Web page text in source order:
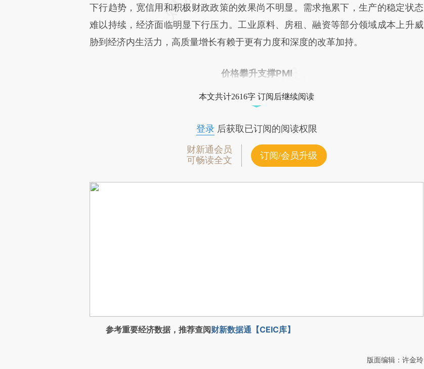
下行趋势，宽信用和积极财政政策的效果尚不明显。需求拖累下，生产的稳定状态
难以持续，经济面临明显下行压力。工业原料、房租、融资等部分领域成本上升威
胁到经济内生活力，高质量增长有赖于更有力度和深度的改革加持。
价格攀升支撑PMI
本文共计2616字 订阅后继续阅读
登录后获取已订阅的阅读权限
财新通会员
可畅读全文
订阅/会员升级
参考重要经济数据，推荐查阅财新数据通【CEIC库】
版面编辑：许金玲